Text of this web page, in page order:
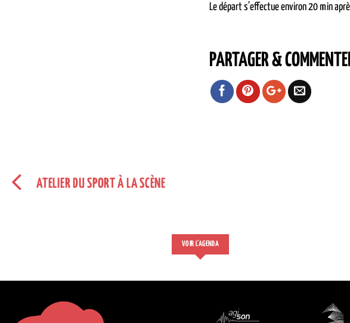
Le départ s’effectue environ 20 min
PARTAGER &
ATELIER DU SPORT À LA SCÈNE
VOIR L'AGENDA